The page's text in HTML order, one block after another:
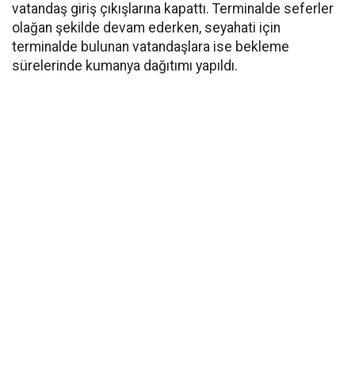
vatandaş giriş çıkışlarına kapattı. Terminalde seferler
olağan şekilde devam ederken, seyahati için
terminalde bulunan vatandaşlara ise bekleme
sürelerinde kumanya dağıtımı yapıldı.